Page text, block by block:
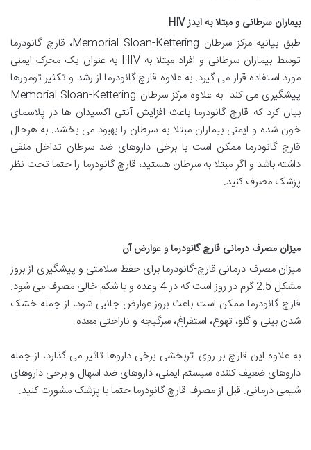
بیماران سرطانی و مبتلا به ایدزHIV
طبق بیانیه مرکز سرطان Memorial Sloan-Kettering، قارچ گانودرما
توسط بیماران سرطانی و افراد مبتلا به HIV به عنوان یک محرک ایمنی
مورد استفاده قرار می گیرد. به علاوه قارچ گانودرما از رشد و تکثیر تومورها
پیشگیری می کند. به علاوه مرکز سرطان Memorial Sloan-Kettering
بیان کرد که قارچ گانودرما باعث افزایش آنتی اکسیدان ها در پلاسمای
خون شده و ایمنی بیماران مبتلا به سرطان را بهبود می بخشد. به هرحال
قارچ گانودرما ممکن است با برخی داروهای ضد سرطان تداخل منفی
داشته باشد و اگر مبتلا به سرطان هستید، قارچ گانودرما را حتما تحت نظر
پزشک مصرف کنید.
میزان مصرف درمانی قارچ گانودرما و عوارض آن
میزان مصرف درمانی قارچ-گانودرما برای حفظ سلامتی و پیشگیری از بروز
مشکل 2.5 گرم در روز است که در 4 وعده و با شکم خالی مصرف می شود.
قارچ گانودرما ممکن است باعث بروز عوارض جانبی شود، از جمله خشک
شدن بینی و گلو، تهوع، استفراغ، سرگیجه و ناراحتی معده.
به علاوه این قارچ بر روی اثربخشی برخی داروها تاثیر می گذارد، از جمله
داروهای ضعیف کننده سیستم ایمنی، داروهای ضد اسهال و برخی داروهای
شیمی درمانی. قبل از مصرف قارچ گانودرما حتما با پزشک مشورت کنید.